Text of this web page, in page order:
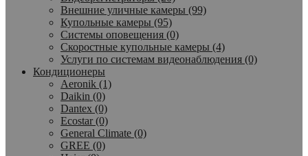
Внешние уличные камеры (99)
Купольные камеры (95)
Системы оповещения (0)
Скоростные купольные камеры (4)
Услуги по системам видеонаблюдения (0)
Кондиционеры
Aeronik (1)
Daikin (0)
Dantex (0)
Ecostar (0)
General Climate (0)
GREE (0)